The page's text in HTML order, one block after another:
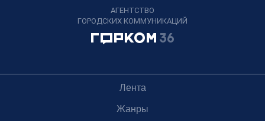
АГЕНТСТВО
ГОРОДСКИХ КОММУНИКАЦИЙ
Лента
Жанры